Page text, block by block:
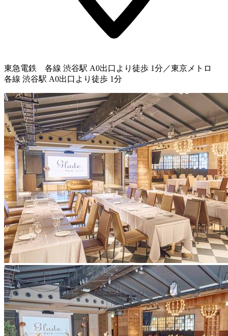
東急電鉄 各線 渋谷駅 A0出口より徒歩 1分／東京メトロ
各線 渋谷駅 A0出口より徒歩 1分